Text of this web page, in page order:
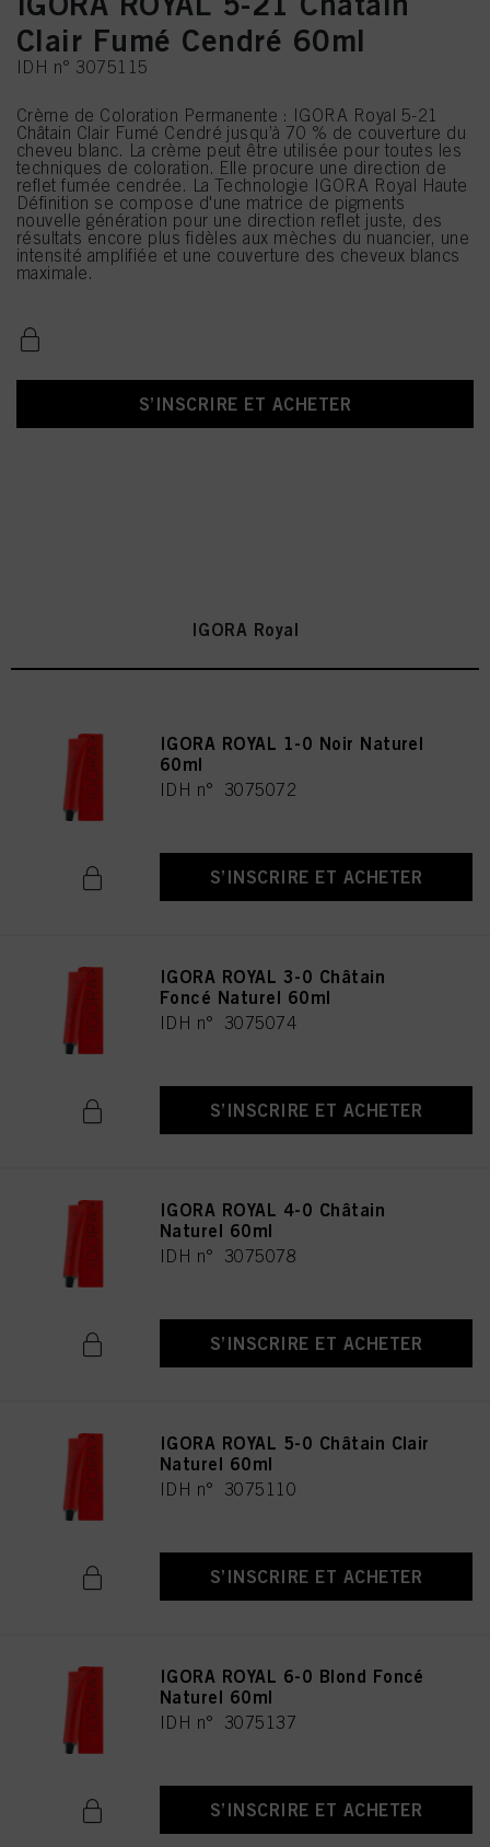
Clair Fumé Cendré 60ml
IDH n° 3075115
Crème de Coloration Permanente : IGORA Royal 5-21
Châtain Clair Fumé Cendré jusqu’à 70 % de couverture du
cheveu blanc. La crème peut être utilisée pour toutes les
techniques de coloration. Elle procure une direction de
reflet fumée cendrée. La Technologie IGORA Royal Haute
Définition se compose d'une matrice de pigments
nouvelle génération pour une direction reflet juste, des
résultats encore plus fidèles aux mèches du nuancier, une
intensité amplifiée et une couverture des cheveux blancs
maximale.
S’INSCRIRE ET ACHETER
IGORA Royal
IGORA ROYAL 1-0 Noir Naturel
60ml
IDH n° 3075072
S’INSCRIRE ET ACHETER
IGORA ROYAL 3-0 Châtain
Foncé Naturel 60ml
IDH n° 3075074
S’INSCRIRE ET ACHETER
IGORA ROYAL 4-0 Châtain
Naturel 60ml
IDH n° 3075078
S’INSCRIRE ET ACHETER
IGORA ROYAL 5-0 Châtain Clair
Naturel 60ml
IDH n° 3075110
S’INSCRIRE ET ACHETER
IGORA ROYAL 6-0 Blond Foncé
Naturel 60ml
IDH n° 3075137
S’INSCRIRE ET ACHETER